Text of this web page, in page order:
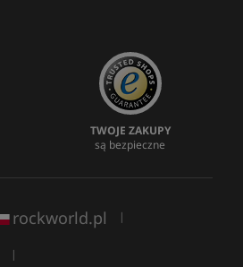
TWOJE ZAKUPY
są bezpieczne
rockworld.pl |
|